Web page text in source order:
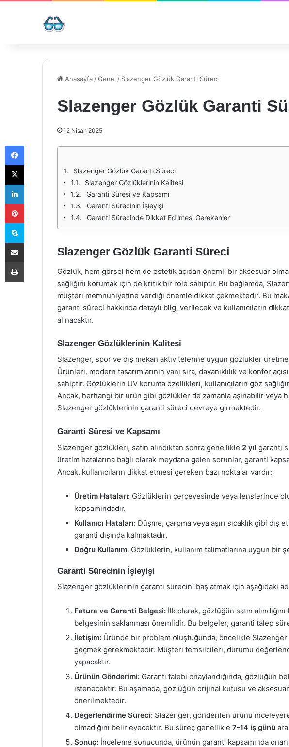
Anasayfa /Genel / Slazenger Gözlük Garanti Süreci
Slazenger Gözlük Garanti
12 Nisan 2025
Slazenger Gözlük Garanti Süreci
Slazenger Gözlüklerinin Kalitesi
Garanti Süresi ve Kapsamı
Garanti Sürecinin İşleyişi
Garanti Sürecinde Dikkat Edilmesi Gerekenler
Slazenger Gözlük Garanti Süreci
Gözlük, hem görsel hem de estetik açıdan önemli bir aksesuar
sağlığını korumak için de kritik bir role sahiptir. Bu bağlamda,
müşteri memnuniyetine verdiği önemle dikkat çekmektedir. Bu
garanti süreci hakkında detaylı bilgi verilecek ve kullanıcıların
alınacaktır.
Slazenger Gözlüklerinin Kalitesi
Slazenger, spor ve dış mekan aktivitelerine uygun gözlükler
Ürünleri, modern tasarımlarının yanı sıra, dayanıklılık ve konfor
sahiptir. Gözlüklerin UV koruma özellikleri, kullanıcıların göz
Ancak, herhangi bir ürün gibi gözlükler de zamanla aşınabilir veya
Slazenger gözlüklerinin garanti süreci devreye girmektedir.
Garanti Süresi ve Kapsamı
Slazenger gözlükleri, satın alındıktan sonra genellikle 2 yıl garanti
üretim hatalarına bağlı olarak meydana gelen sorunlar, garanti
Ancak, kullanıcıların dikkat etmesi gereken bazı noktalar vardır:
Üretim Hataları: Gözlüklerin çerçevesinde veya lenslerinde
kapsamındadır.
Kullanıcı Hataları: Düşme, çarpma veya aşırı sıcaklık gibi
garanti dışında kalmaktadır.
Doğru Kullanım: Gözlüklerin, kullanım talimatlarına uygun bir
Garanti Sürecinin İşleyişi
Slazenger gözlüklerinin garanti sürecini başlatmak için aşağıdaki
Fatura ve Garanti Belgesi: İlk olarak, gözlüğün satın
belgesinin saklanması önemlidir. Bu belgeler, garanti talep
İletişim: Üründe bir problem oluştuğunda, öncelikle
geçmek gerekmektedir. Müşteri temsilcileri, durumu
yapacaktır.
Ürünün Gönderimi: Garanti talebi onaylandığında, gözlüğün
istenecektir. Bu aşamada, gözlüğün orijinal kutusu ve
önerilmektedir.
Değerlendirme Süreci: Slazenger, gönderilen ürünü
olmadığını belirleyecektir. Bu süreç genellikle 7-14 iş günü
Sonuç: İnceleme sonucunda, ürünün garanti kapsamında
Facebook
X
LinkedIn
Pinterest
Skype
E-Posta ile paylaş